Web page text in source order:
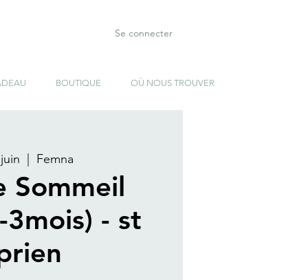
Se connecter
BOUTIQUE OÙ NOUS TROUVER
Femna
Sommeil
3mois) - st